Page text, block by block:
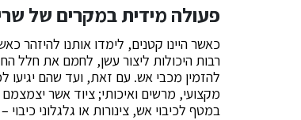
פעולה מידית במקרים של
כאשר היינו קטנים, לימדו אותנו להיזהר
רבות היכולות ליצור עשן, לחמם את חלל
להזמין מכבי אש. עם זאת, ועד שהם
מקצועי, מרשים ואיכותי; ציוד אשר
במטף לכיבוי אש, צינורות או גלגלוני